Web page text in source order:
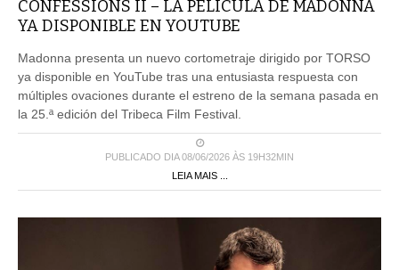
CONFESSIONS II – LA PELÍCULA DE MADONNA
YA DISPONIBLE EN YOUTUBE
Madonna presenta un nuevo cortometraje dirigido por TORSO
ya disponible en YouTube tras una entusiasta respuesta con
múltiples ovaciones durante el estreno de la semana pasada en
la 25.ª edición del Tribeca Film Festival.
PUBLICADO DIA 08/06/2026 ÀS 19H32MIN
LEIA MAIS ...